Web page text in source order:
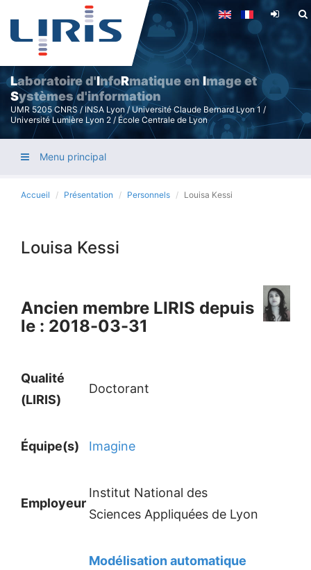
Aller
au
contenu
principal
Laboratoire d'InfoRmatique enImage et
Systèmes d'information
UMR 5205 CNRS / INSA Lyon / Université Claude Bernard Lyon 1 /
Université Lumière Lyon 2 / École Centrale de Lyon
Menu principal
Accueil Présentation Personnels Louisa Kessi
Louisa Kessi
Ancien membre LIRIS depuis
le : 2018-03-31
Qualité
(LIRIS)
Doctorant
Équipe(s) Imagine
Employeur
Institut National des
Sciences Appliquées de Lyon
Modélisation automatique